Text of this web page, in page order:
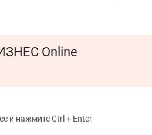
Online
и нажмите Ctrl + Enter